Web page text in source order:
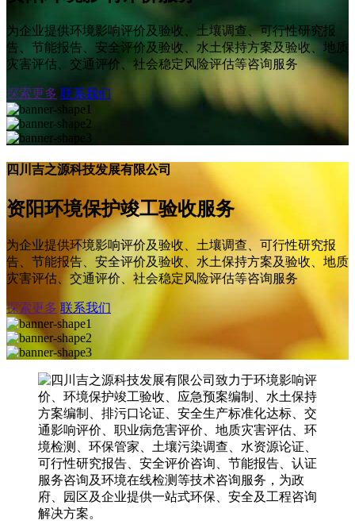
为企业提供环境影响评价及验收、土壤调查、可行性研究报
告、节能报告、安全评价及验收、水土保持方案及验收、地质
灾害评估、交通评价、社会稳定风险评估等咨询服务
探索更多 联系我们
四川吉之源科技发展有限公司
资阳环境保护竣工验收服务
为企业提供环境影响评价及验收、土壤调查、可行性研究报
告、节能报告、安全评价及验收、水土保持方案及验收、地质
灾害评估、交通评价、社会稳定风险评估等咨询服务
探索更多 联系我们